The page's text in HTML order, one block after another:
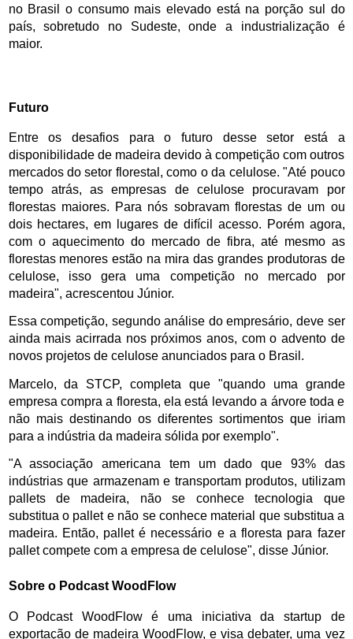
no Brasil o consumo mais elevado está na porção sul do
país, sobretudo no Sudeste, onde a industrialização é
maior.
Futuro
Entre os desafios para o futuro desse setor está a
disponibilidade de madeira devido à competição com outros
mercados do setor florestal, como o da celulose. "Até pouco
tempo atrás, as empresas de celulose procuravam por
florestas maiores. Para nós sobravam florestas de um ou
dois hectares, em lugares de difícil acesso. Porém agora,
com o aquecimento do mercado de fibra, até mesmo as
florestas menores estão na mira das grandes produtoras de
celulose, isso gera uma competição no mercado por
madeira", acrescentou Júnior.
Essa competição, segundo análise do empresário, deve ser
ainda mais acirrada nos próximos anos, com o advento de
novos projetos de celulose anunciados para o Brasil.
Marcelo, da STCP, completa que "quando uma grande
empresa compra a floresta, ela está levando a árvore toda e
não mais destinando os diferentes sortimentos que iriam
para a indústria da madeira sólida por exemplo".
"A associação americana tem um dado que 93% das
indústrias que armazenam e transportam produtos, utilizam
pallets de madeira, não se conhece tecnologia que
substitua o pallet e não se conhece material que substitua a
madeira. Então, pallet é necessário e a floresta para fazer
pallet compete com a empresa de celulose", disse Júnior.
Sobre o Podcast WoodFlow
O Podcast WoodFlow é uma iniciativa da startup de
exportação de madeira WoodFlow, e visa debater, uma vez